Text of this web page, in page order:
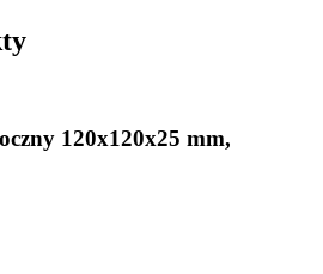
120x120x25 mm,